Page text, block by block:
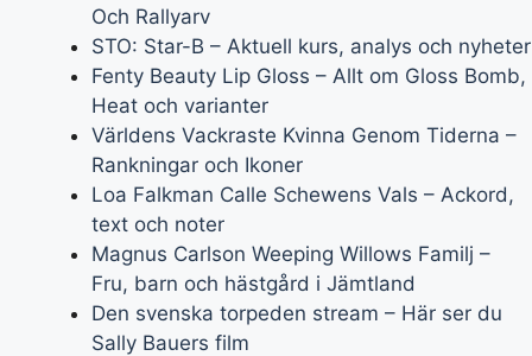
Och Rallyarv
STO: Star-B – Aktuell kurs, analys och nyheter
Fenty Beauty Lip Gloss – Allt om Gloss Bomb,
Heat och varianter
Världens Vackraste Kvinna Genom Tiderna –
Rankningar och Ikoner
Loa Falkman Calle Schewens Vals – Ackord,
text och noter
Magnus Carlson Weeping Willows Familj –
Fru, barn och hästgård i Jämtland
Den svenska torpeden stream – Här ser du
Sally Bauers film